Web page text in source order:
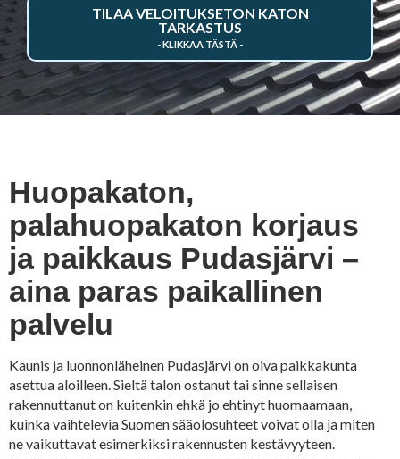
TILAA VELOITUKSETON KATON
TARKASTUS
Huopakaton,
palahuopakaton korjaus
ja paikkaus Pudasjärvi –
aina paras paikallinen
palvelu
Kaunis ja luonnonläheinen Pudasjärvi on oiva paikkakunta
asettua aloilleen. Sieltä talon ostanut tai sinne sellaisen
rakennuttanut on kuitenkin ehkä jo ehtinyt huomaamaan,
kuinka vaihtelevia Suomen sääolosuhteet voivat olla ja miten
ne vaikuttavat esimerkiksi rakennusten kestävyyteen.